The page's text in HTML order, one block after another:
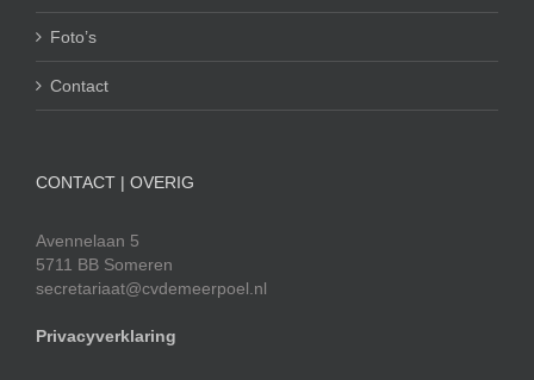
Foto’s
Contact
CONTACT | OVERIG
Avennelaan 5
5711 BB Someren
secretariaat@cvdemeerpoel.nl
Privacyverklaring